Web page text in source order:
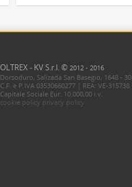
OLTREX - KV S.r.l. © 2012 - 2016
Dorsoduro, Salizada San Basegio, 1648 -
C.F. e P.IVA 03530660277 | REA: VE-315738
Capitale Sociale Eur. 10.000,00 i.v.
cookie policy privacy policy